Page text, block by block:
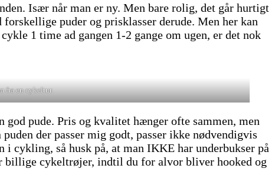
Især når man er ny. Men bare rolig, det går hurtigt
puder og prisklasser derude. Men her kan
1 time ad gangen 1-2 gange om ugen, er det nok
fra en cykeltur.
god pude. Pris og kvalitet hænger ofte sammen, men
der passer mig godt, passer ikke nødvendigvis
cykling, så husk på, at man IKKE har underbukser på
billige cykeltrøjer, indtil du for alvor bliver hooked og